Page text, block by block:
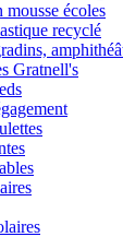
écoles
recyclé
Gratnell's